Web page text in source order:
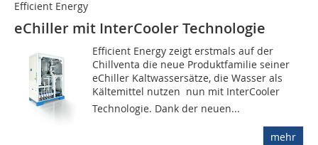
Efficient Energy
eChiller mit InterCooler Technologie
Efficient Energy zeigt erstmals auf der
Chillventa die neue Produktfamilie seiner
eChiller Kaltwassersätze, die Wasser als
Kältemittel nutzen  nun mit InterCooler
Technologie. Dank der neuen...
mehr